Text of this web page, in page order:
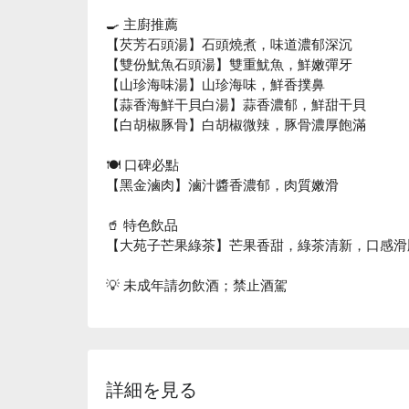
🍳 主廚推薦
【芡芳石頭湯】石頭燒煮，味道濃郁深沉
【雙份魷魚石頭湯】雙重魷魚，鮮嫩彈牙
【山珍海味湯】山珍海味，鮮香撲鼻
【蒜香海鮮干貝白湯】蒜香濃郁，鮮甜干貝
【白胡椒豚骨】白胡椒微辣，豚骨濃厚飽滿
🍽️ 口碑必點
【黑金滷肉】滷汁醬香濃郁，肉質嫩滑
🥤 特色飲品
【大苑子芒果綠茶】芒果香甜，綠茶清新，口感
💡 未成年請勿飲酒；禁止酒駕
詳細を見る